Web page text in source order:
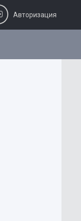
Авторизация